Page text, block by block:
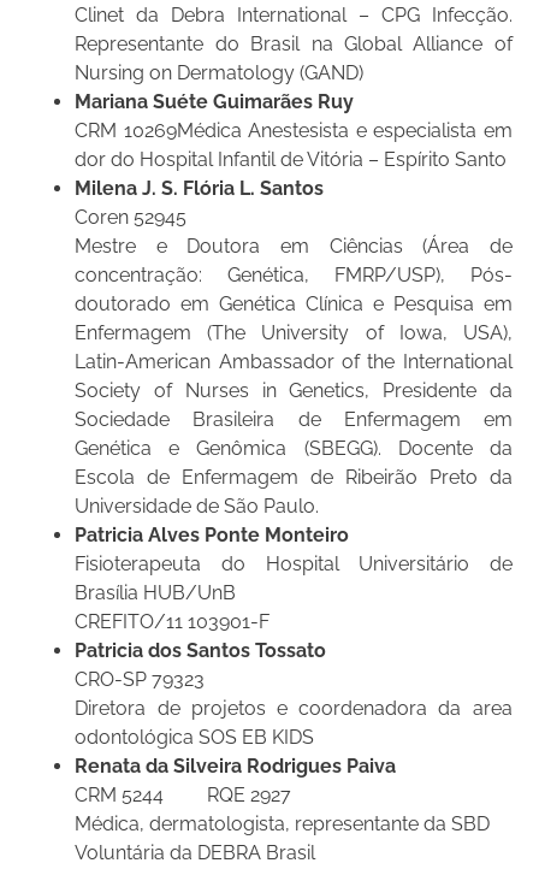
Clinet da Debra International – CPG Infecção.
Representante do Brasil na Global Alliance of
Nursing on Dermatology (GAND)
Mariana Suéte Guimarães Ruy
CRM 10269Médica Anestesista e especialista em
dor do Hospital Infantil de Vitória – Espírito Santo
Milena J. S. Flória L. Santos
Coren 52945
Mestre e Doutora em Ciências (Área de
concentração: Genética, FMRP/USP), Pós-
doutorado em Genética Clínica e Pesquisa em
Enfermagem (The University of Iowa, USA),
Latin-American Ambassador of the International
Society of Nurses in Genetics, Presidente da
Sociedade Brasileira de Enfermagem em
Genética e Genômica (SBEGG). Docente da
Escola de Enfermagem de Ribeirão Preto da
Universidade de São Paulo.
Patricia Alves Ponte Monteiro
Fisioterapeuta do Hospital Universitário de
Brasília HUB/UnB
CREFITO/11 103901-F
Patricia dos Santos Tossato
CRO-SP 79323
Diretora de projetos e coordenadora da area
odontológica SOS EB KIDS
Renata da Silveira Rodrigues Paiva
CRM 5244 RQE 2927
Médica, dermatologista, representante da SBD
Voluntária da DEBRA Brasil